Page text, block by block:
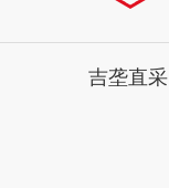
吉垄直采